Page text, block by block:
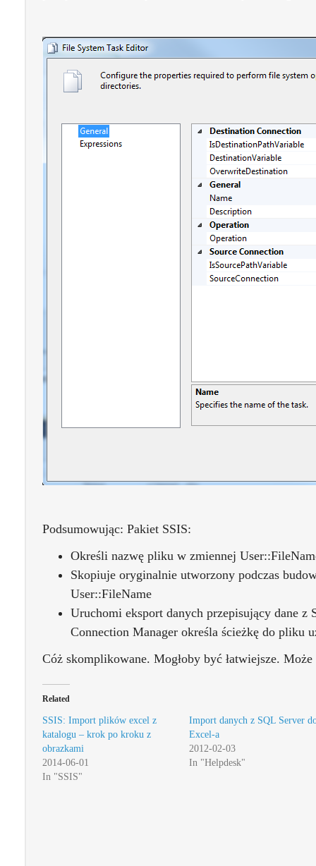
Podsumowując: Pakiet SSIS:
Określi nazwę pliku w zmiennej
Skopiuje oryginalnie utworzony podczas
User::FileName
Uruchomi eksport danych przepisujący dane
Connection Manager określa ścieżkę do pliku
Cóż skomplikowane. Mogłoby być łatwiejsze.
Related
SSIS: Import plików excel z
katalogu – krok po kroku z
obrazkami
2014-06-01
In "SSIS"
Import danych z SQL Server
Excel-a
2012-02-03
In "Helpdesk"